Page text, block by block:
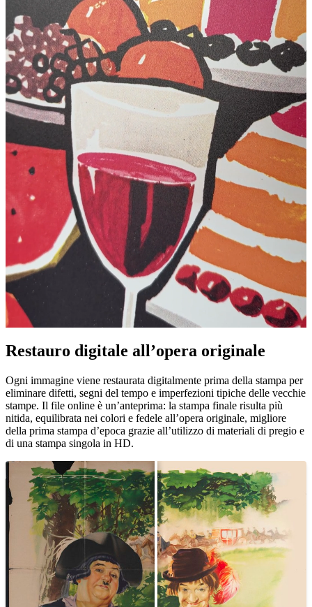
Restauro digitale all’opera originale
Ogni immagine viene restaurata digitalmente prima della stampa per
eliminare difetti, segni del tempo e imperfezioni tipiche delle vecchie
stampe. Il file online è un’anteprima: la stampa finale risulta più
nitida, equilibrata nei colori e fedele all’opera originale, migliore
della prima stampa d’epoca grazie all’utilizzo di materiali di pregio e
di una stampa singola in HD.